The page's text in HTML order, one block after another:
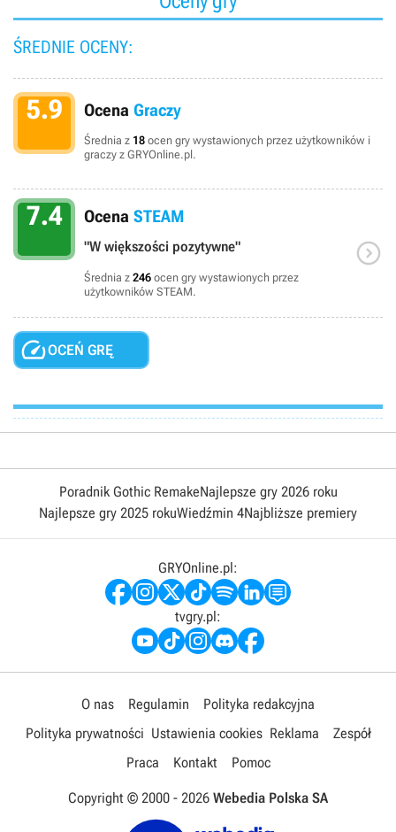
ŚREDNIE OCENY:
5.9 Ocena Graczy
Średnia z 18 ocen gry wystawionych przez użytkowników i
graczy z GRYOnline.pl.
7.4 Ocena STEAM
"W większości pozytywne"
Średnia z 246 ocen gry wystawionych przez
użytkowników STEAM.

OCEŃ GRĘ
Poradnik Gothic RemakeNajlepsze gry 2026 roku
Najlepsze gry 2025 rokuWiedźmin 4Najbliższe premiery
GRYOnline.pl:
tvgry.pl:
O nas Regulamin
Polityka redakcyjna
Polityka prywatności Ustawienia cookies Reklama
Zespół
Praca
Kontakt Pomoc
Copyright © 2000 - 2026 Webedia Polska SA